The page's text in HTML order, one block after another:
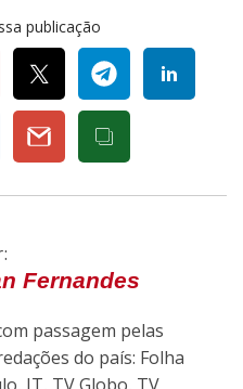
publicação
Fernandes
passagem pelas
do país: Folha